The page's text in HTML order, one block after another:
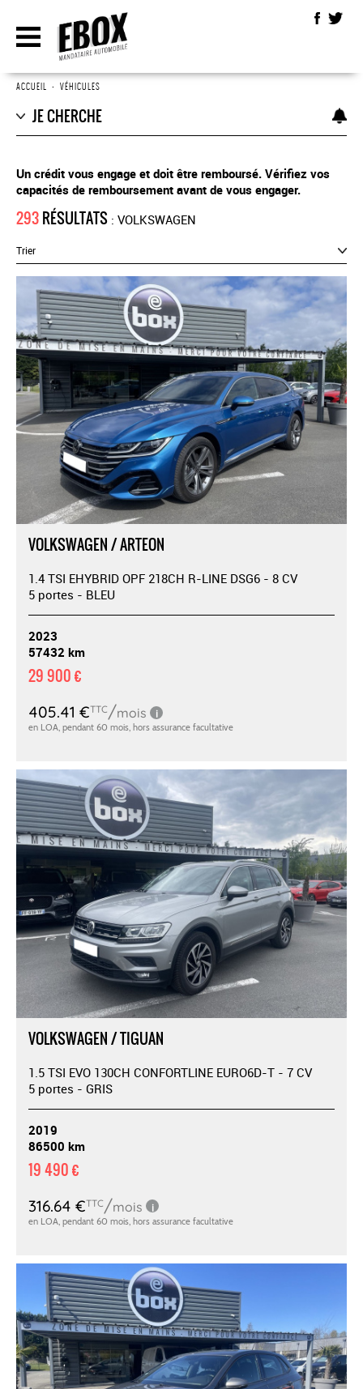
ACCUEIL • VÉHICULES
JE CHERCHE
Un crédit vous engage et doit être remboursé. Vérifiez vos
capacités de remboursement avant de vous engager.
293RÉSULTATS : VOLKSWAGEN
Trier
VOLKSWAGEN / ARTEON
1.4 TSI EHYBRID OPF 218CH R-LINE DSG6 - 8 CV
5 portes - BLEU
2023
57432 km
29 900 €
VOLKSWAGEN / TIGUAN
1.5 TSI EVO 130CH CONFORTLINE EURO6D-T - 7 CV
5 portes - GRIS
2019
86500 km
19 490 €